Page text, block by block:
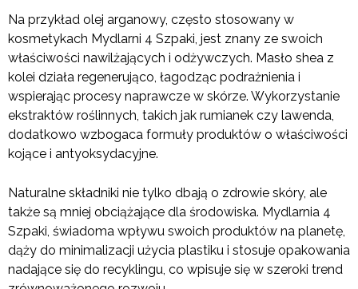
Na przykład olej arganowy, często stosowany w
kosmetykach Mydlarni 4 Szpaki, jest znany ze swoich
właściwości nawilżających i odżywczych. Masło shea z
kolei działa regenerująco, łagodząc podrażnienia i
wspierając procesy naprawcze w skórze. Wykorzystanie
ekstraktów roślinnych, takich jak rumianek czy lawenda,
dodatkowo wzbogaca formuły produktów o właściwości
kojące i antyoksydacyjne.
Naturalne składniki nie tylko dbają o zdrowie skóry, ale
także są mniej obciążające dla środowiska. Mydlarnia 4
Szpaki, świadoma wpływu swoich produktów na planetę,
dąży do minimalizacji użycia plastiku i stosuje opakowania
nadające się do recyklingu, co wpisuje się w szeroki trend